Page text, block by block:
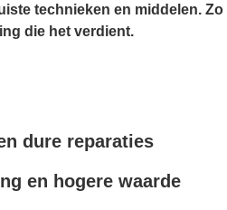
technieken en middelen. Zo
die het verdient.
dure reparaties
en hogere waarde